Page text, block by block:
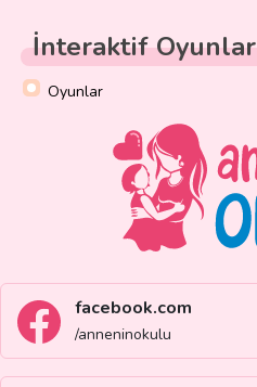
İnteraktif Oyunlar
Oyunlar
facebook.com
/anneninokulu